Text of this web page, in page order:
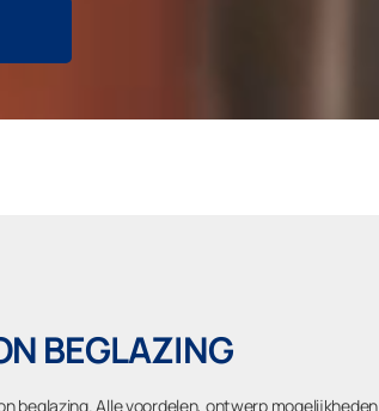
BEGLAZING
beglazing. Alle voordelen, ontwerp mogelijkheden